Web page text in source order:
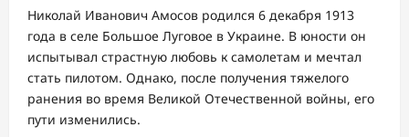
Николай Иванович Амосов родился 6 декабря 1913
года в селе Большое Луговое в Украине. В юности он
испытывал страстную любовь к самолетам и мечтал
стать пилотом. Однако, после получения тяжелого
ранения во время Великой Отечественной войны, его
пути изменились.